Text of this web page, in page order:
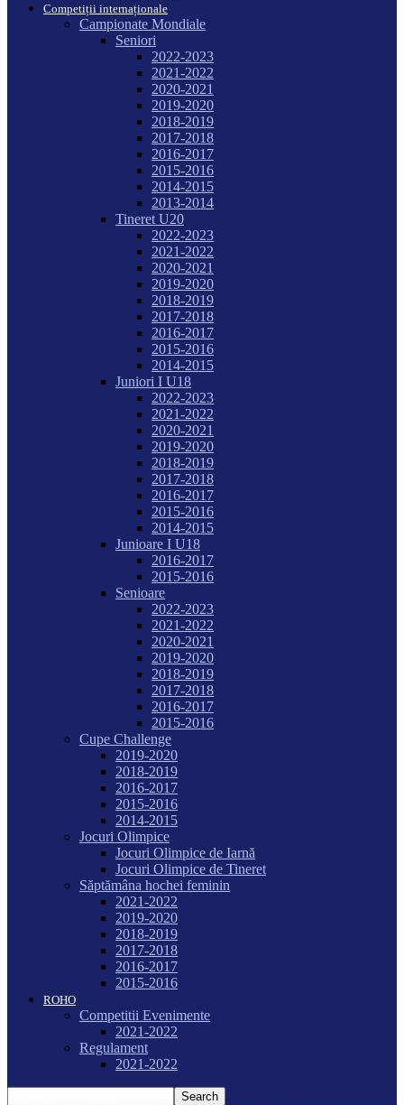
Competiții internaționale
Campionate Mondiale
Seniori
2022-2023
2021-2022
2020-2021
2019-2020
2018-2019
2017-2018
2016-2017
2015-2016
2014-2015
2013-2014
Tineret U20
2022-2023
2021-2022
2020-2021
2019-2020
2018-2019
2017-2018
2016-2017
2015-2016
2014-2015
Juniori I U18
2022-2023
2021-2022
2020-2021
2019-2020
2018-2019
2017-2018
2016-2017
2015-2016
2014-2015
Junioare I U18
2016-2017
2015-2016
Senioare
2022-2023
2021-2022
2020-2021
2019-2020
2018-2019
2017-2018
2016-2017
2015-2016
Cupe Challenge
2019-2020
2018-2019
2016-2017
2015-2016
2014-2015
Jocuri Olimpice
Jocuri Olimpice de Iarnă
Jocuri Olimpice de Tineret
Săptămâna hochei feminin
2021-2022
2019-2020
2018-2019
2017-2018
2016-2017
2015-2016
ROHO
Competitii Evenimente
2021-2022
Regulament
2021-2022